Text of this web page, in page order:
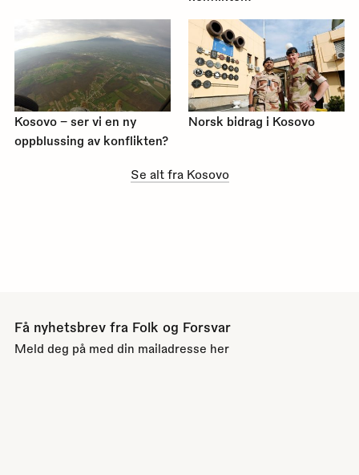
Kosovo – ser vi en ny
oppblussing av konflikten?
Norsk bidrag i Kosovo
Se alt fra Kosovo
Få nyhetsbrev fra Folk og Forsvar
Meld deg på med din mailadresse her